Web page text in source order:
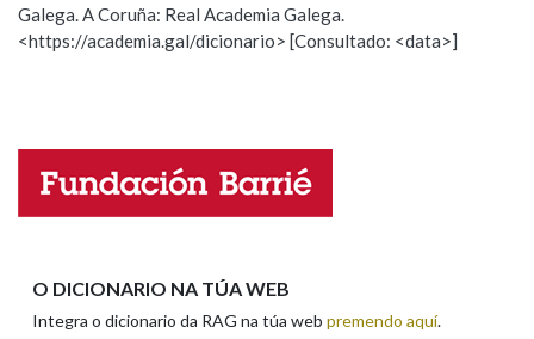
LIMPAR
Observación Hai un erro na palabra
Propoño mellorar a definición
Nome
Galega. A Coruña: Real Academia Galega.
<https://academia.gal/dicionario> [Consultado: <data>]
O DICIONARIO NA TÚA WEB
Integra o dicionario da RAG na túa web premendo aquí.